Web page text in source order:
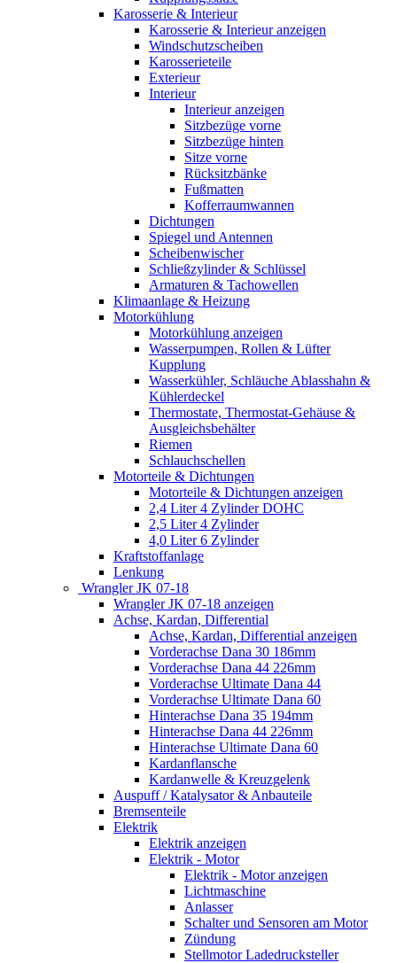
Karosserie & Interieur
Karosserie & Interieur anzeigen
Windschutzscheiben
Karosserieteile
Exterieur
Interieur
Interieur anzeigen
Sitzbezüge vorne
Sitzbezüge hinten
Sitze vorne
Rücksitzbänke
Fußmatten
Kofferraumwannen
Dichtungen
Spiegel und Antennen
Scheibenwischer
Schließzylinder & Schlüssel
Armaturen & Tachowellen
Klimaanlage & Heizung
Motorkühlung
Motorkühlung anzeigen
Wasserpumpen, Rollen & Lüfter
Kupplung
Wasserkühler, Schläuche Ablasshahn &
Kühlerdeckel
Thermostate, Thermostat-Gehäuse &
Ausgleichsbehälter
Riemen
Schlauchschellen
Motorteile & Dichtungen
Motorteile & Dichtungen anzeigen
2,4 Liter 4 Zylinder DOHC
2,5 Liter 4 Zylinder
4,0 Liter 6 Zylinder
Kraftstoffanlage
Lenkung
Wrangler JK 07-18
Wrangler JK 07-18 anzeigen
Achse, Kardan, Differential
Achse, Kardan, Differential anzeigen
Vorderachse Dana 30 186mm
Vorderachse Dana 44 226mm
Vorderachse Ultimate Dana 44
Vorderachse Ultimate Dana 60
Hinterachse Dana 35 194mm
Hinterachse Dana 44 226mm
Hinterachse Ultimate Dana 60
Kardanflansche
Kardanwelle & Kreuzgelenk
Auspuff / Katalysator & Anbauteile
Bremsenteile
Elektrik
Elektrik anzeigen
Elektrik - Motor
Elektrik - Motor anzeigen
Lichtmaschine
Anlasser
Schalter und Sensoren am Motor
Zündung
Stellmotor Ladedrucksteller